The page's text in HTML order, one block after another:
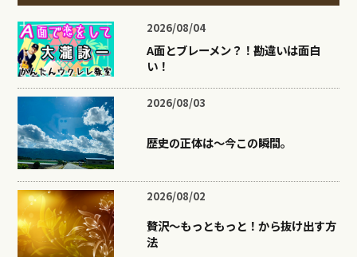
2026/08/04
A面とブレーメン？！勘違いは面白
い！
2026/08/03
歴史の正体は〜今この瞬間。
2026/08/02
贅沢〜もっともっと！から抜け出す方
法